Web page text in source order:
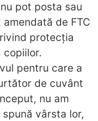
pot posta sau
de FTC
protecția
pentru care a
de cuvânt
nu am
vârsta lor,